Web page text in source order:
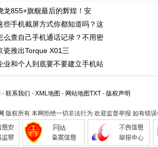
龙855+旗舰最后的辉煌！安
些手机截屏方式你都知道吗？这
么查自己手机通话记录？不用密
瓷推出Torque X01三
业和个人到底要不要建立手机站
- 联系我们 - XML地图 - 网站地图TXT- 版权声明
版权所有 本网拒绝一切非法行为 欢迎监督举报 如有错